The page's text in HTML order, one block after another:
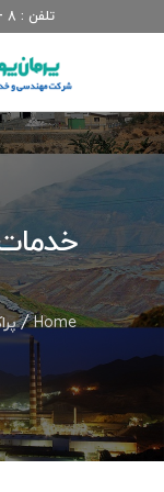
تلفن : 8 - 88352570
Home
/